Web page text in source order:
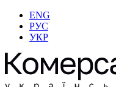
ENG
РУС
УКР